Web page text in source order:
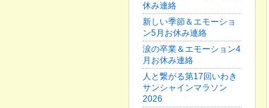
休み連絡
新しい季節＆エモーショ
ン5月お休み連絡
涙の卒業＆エモーション4
月お休み連絡
人と繋がる第17回いわき
サンシャインマラソン
2026